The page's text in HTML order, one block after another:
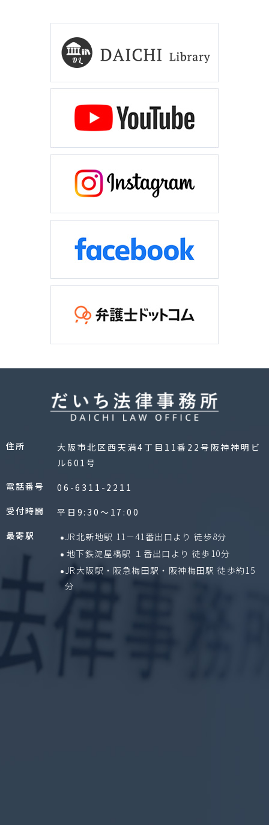
住所
大阪市北区西天満4丁目11番22号阪神神明ビ
ル601号
電話番号
06-6311-2211
受付時間
平日9:30〜17:00
最寄駅
JR北新地駅 11－41番出口より 徒歩8分
地下鉄淀屋橋駅 １番出口より 徒歩10分
JR大阪駅・阪急梅田駅・阪神梅田駅 徒歩約15
分